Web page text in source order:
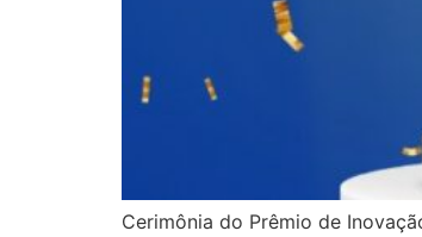
Cerimônia do Prêmio de